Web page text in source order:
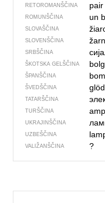
RETOROMANŠČINA
ROMUNŠČINA un
SLOVAŠČINA
SLOVENŠČINA
SRBŠČINA
ŠKOTSKA GELŠČINA
ŠPANŠČINA
ŠVEDŠČINA
TATARŠČINA
TURŠČINA
UKRAJINŠČINA
UZBEŠČINA
VALIŽANŠČINA ?